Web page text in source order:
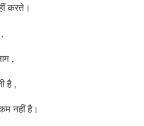
करते।
,
है ,
नहीं है।